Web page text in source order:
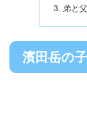
弟と
濱田岳の